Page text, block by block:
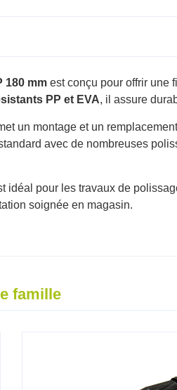
180 mm est conçu pour offrir une
PP et EVA, il assure
un montage et un
avec de nombreuses
idéal pour les travaux de
soignée en magasin.
famille